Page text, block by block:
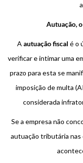
Autuação,
A autuação fiscal é o
verificar e intimar uma
prazo para esta se
imposição de multa
considerada
Se a empresa não
autuação tributária nas